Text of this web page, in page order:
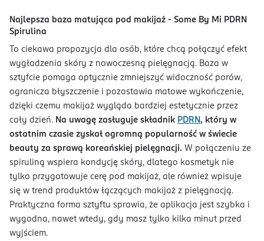
Najlepsza baza matująca pod makijaż - Some By Mi PDRN
Spirulina
To ciekawa propozycja dla osób, które chcą połączyć efekt
wygładzenia skóry z nowoczesną pielęgnacją. Baza w
sztyfcie pomaga optycznie zmniejszyć widoczność porów,
ogranicza błyszczenie i pozostawia matowe wykończenie,
dzięki czemu makijaż wygląda bardziej estetycznie przez
cały dzień. Na uwagę zasługuje składnik PDRN , który w
ostatnim czasie zyskał ogromną popularność w świecie
beauty za sprawą koreańskiej pielęgnacji. W połączeniu ze
spiruliną wspiera kondycję skóry, dlatego kosmetyk nie
tylko przygotowuje cerę pod makijaż, ale również wpisuje
się w trend produktów łączących makijaż z pielęgnacją.
Praktyczna forma sztyftu sprawia, że aplikacja jest szybka i
wygodna, nawet wtedy, gdy masz tylko kilka minut przed
wyjściem.